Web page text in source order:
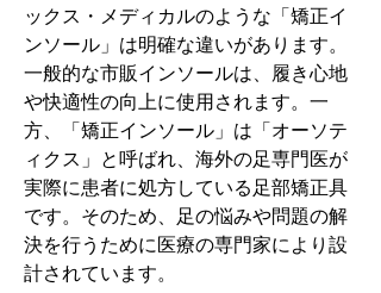
ックス・メディカルのような「矯正イ
ンソール」は明確な違いがあります。
一般的な市販インソールは、履き心地
や快適性の向上に使用されます。一
方、「矯正インソール」は「オーソテ
ィクス」と呼ばれ、海外の足専門医が
実際に患者に処方している足部矯正具
です。そのため、足の悩みや問題の解
決を行うために医療の専門家により設
計されています。